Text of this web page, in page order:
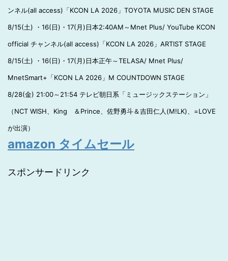
ンネル(all access)「KCON LA 2026」TOYOTA MUSIC DEN STAGE
8/15(土) ・16(日)・17(月)日本2:40AM～Mnet Plus/ YouTube KCON
official チャンネル(all access)「KCON LA 2026」ARTIST STAGE
8/15(土) ・16(日)・17(月)日本正午～TELASA/ Mnet Plus/
MnetSmart+「KCON LA 2026」M COUNTDOWN STAGE
8/28(金) 21:00～21:54 テレビ朝日系「ミュージックステーション」
（NCT WISH、King ＆Prince、佐野勇斗＆吉田仁人(M!LK)、=LOVE
が出演）
amazon タイムセール
スポンサードリンク